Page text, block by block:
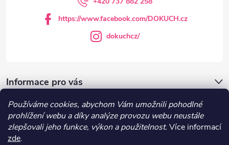
Používáme cookies, abychom Vám umožnili pohodlné
prohlížení webu a díky analýze provozu webu neustále
zlepšovali jeho funkce, výkon a použitelnost. Více informací
zde.
Informace pro vás
DOKUCH.cz
https://www.facebook.com/DOKUCH.cz
dokuchcz/
Recepty